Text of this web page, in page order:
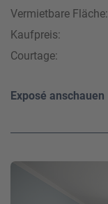
Vermietbare Fläche:
Kaufpreis:
Courtage:
Exposé anschauen